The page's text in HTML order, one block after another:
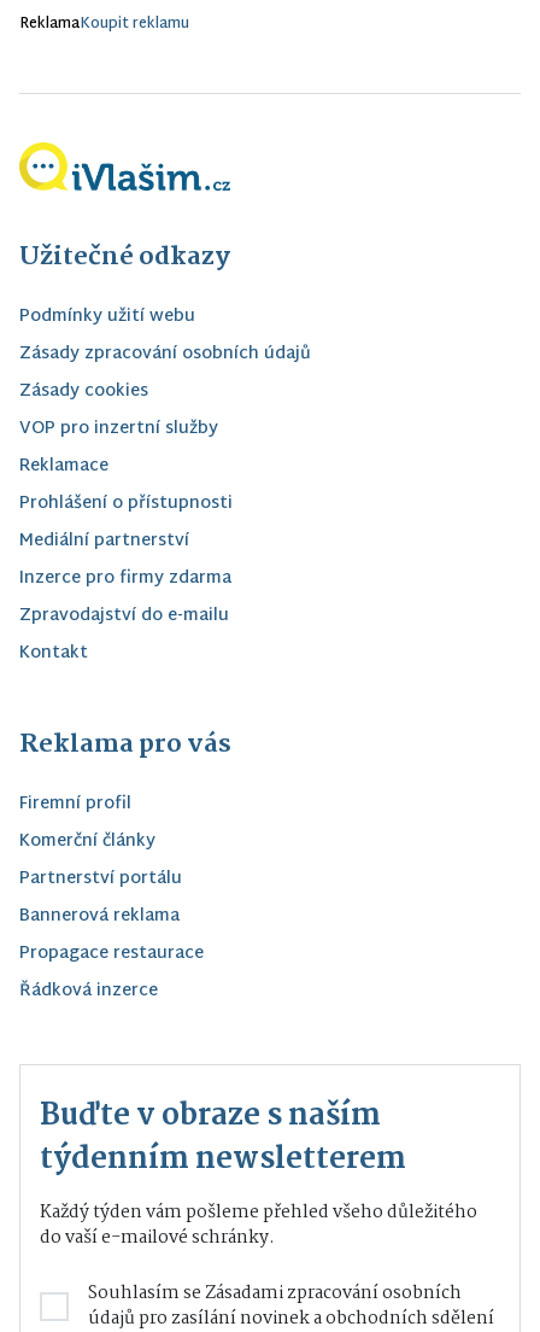
ReklamaKoupit reklamu
Užitečné odkazy
Podmínky užití webu
Zásady zpracování osobních údajů
Zásady cookies
VOP pro inzertní služby
Reklamace
Prohlášení o přístupnosti
Mediální partnerství
Inzerce pro firmy zdarma
Zpravodajství do e-mailu
Kontakt
Reklama pro vás
Firemní profil
Komerční články
Partnerství portálu
Bannerová reklama
Propagace restaurace
Řádková inzerce
Buďte v obraze s naším
týdenním newsletterem
Každý týden vám pošleme přehled všeho důležitého
do vaší e-mailové schránky.
Souhlasím seZásadami zpracování osobních
údajůpro zasílání novinek a obchodních sdělení